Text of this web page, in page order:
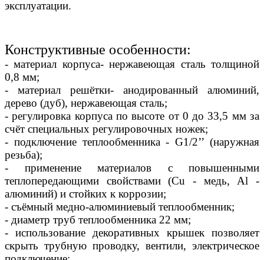
эксплуатации.
Конструктивные особенности:
- материал корпуса- нержавеющая сталь толщиной
0,8 мм;
- материал решётки- анодированный алюминий,
дерево (дуб), нержавеющая сталь;
- регулировка корпуса по высоте от 0 до 33,5 мм за
счёт специальных регулировочных ножек;
- подключение теплообменника - G1/2’’ (наружная
резьба);
- применение материалов с повышенными
теплопередающими свойствами (Сu - медь, Al -
алюминий) и стойких к коррозии;
- съёмный медно-алюминиевый теплообменник;
- диаметр труб теплообменника 22 мм;
- использование декоративных крышек позволяет
скрыть трубную проводку, вентили, электрическое